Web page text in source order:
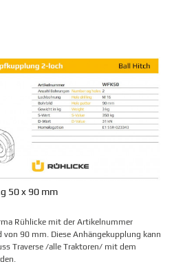
50 x 90 mm
Rühlicke mit der Artikelnummer
90 mm. Diese Anhängekupplung kann
Traverse /alle Traktoren/ mit dem